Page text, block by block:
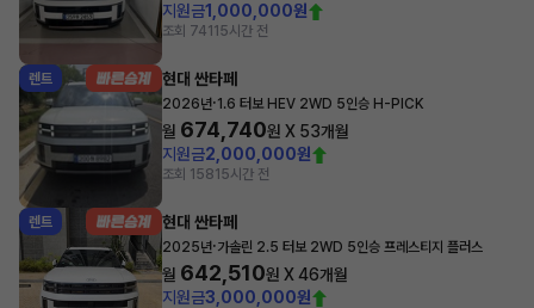
지원금1,000,000원
조회 741 15시간 전
렌트 현대 싼타페
2026년·1.6 터보 HEV 2WD 5인승 H-PICK
월 674,740원 X 53개월
지원금2,000,000원
조회 15815시간 전
렌트 현대 싼타페
2025년·가솔린 2.5 터보 2WD 5인승 프레스티지 플러스
월 642,510원 X46개월
지원금3,000,000원